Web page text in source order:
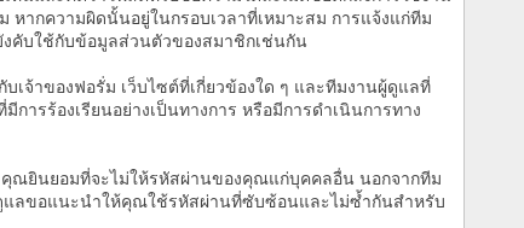
ากความผิดนั้นอยู่ในกรอบเวลาที่เหมาะสม การแจ้งแก่ทีม
คับใช้กับข้อมูลส่วนตัวของสมาชิกเช่นกัน
จ้าของฟอรั่ม เว็บไซต์ที่เกี่ยวข้องใด ๆ และทีมงานผู้ดูแลที่
รร้องเรียนอย่างเป็นทางการ หรือมีการดำเนินการทาง
ณยินยอมที่จะไม่ให้รหัสผ่านของคุณแก่บุคคลอื่น นอกจากทีม
ลขอแนะนำให้คุณใช้รหัสผ่านที่ซับซ้อนและไม่ซ้ำกันสำหรับ